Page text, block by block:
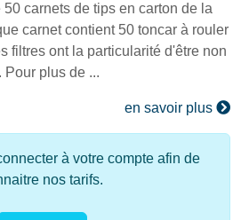
carnets de tips en carton de la
carnet contient 50 toncar à rouler
filtres ont la particularité d'être non
Pour plus de ...
en savoir plus
à votre compte afin de
nos tarifs.